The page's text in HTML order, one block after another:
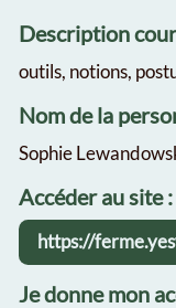
Description
outils, notions,
Nom de la
Sophie
Accéder au site :
https://
Je donne mon